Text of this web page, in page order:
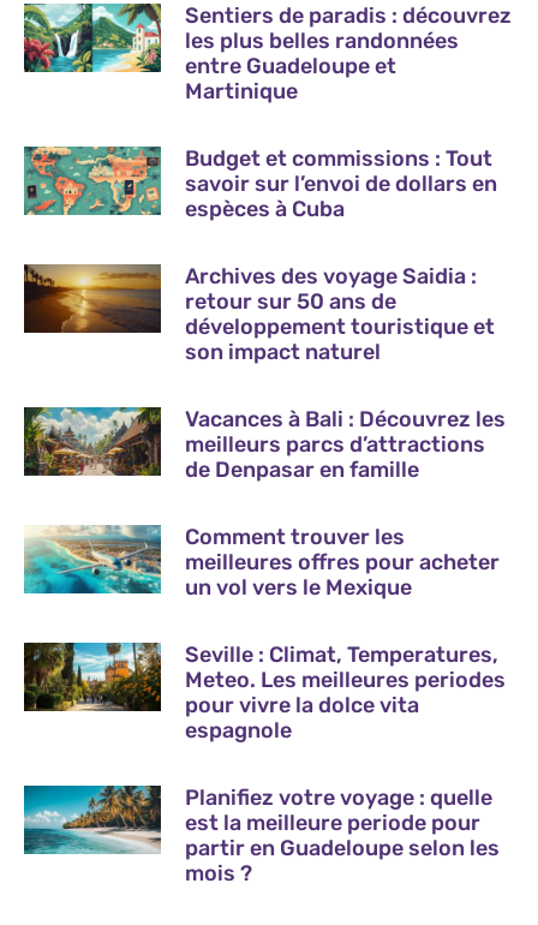
Sentiers de paradis : découvrez
les plus belles randonnées
entre Guadeloupe et
Martinique
Budget et commissions : Tout
savoir sur l’envoi de dollars en
espèces à Cuba
Archives des voyage Saidia :
retour sur 50 ans de
développement touristique et
son impact naturel
Vacances à Bali : Découvrez les
meilleurs parcs d’attractions
de Denpasar en famille
Comment trouver les
meilleures offres pour acheter
un vol vers le Mexique
Seville : Climat, Temperatures,
Meteo. Les meilleures periodes
pour vivre la dolce vita
espagnole
Planifiez votre voyage : quelle
est la meilleure periode pour
partir en Guadeloupe selon les
mois ?